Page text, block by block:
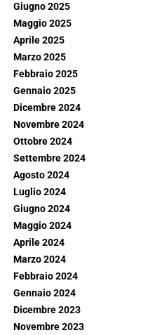
Giugno 2025
Maggio 2025
Aprile 2025
Marzo 2025
Febbraio 2025
Gennaio 2025
Dicembre 2024
Novembre 2024
Ottobre 2024
Settembre 2024
Agosto 2024
Luglio 2024
Giugno 2024
Maggio 2024
Aprile 2024
Marzo 2024
Febbraio 2024
Gennaio 2024
Dicembre 2023
Novembre 2023